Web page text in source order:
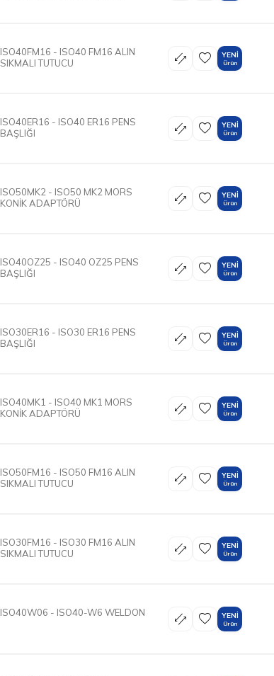
ISO40FM16 - ISO40 FM16 ALIN
SIKMALI TUTUCU
YENI
Ürün
ISO40ER16 - ISO40 ER16 PENS
BAŞLIĞI
YENI
Ürün
ISO50MK2 - ISO50 MK2 MORS
KONİK ADAPTÖRÜ
YENI
Ürün
ISO40OZ25 - ISO40 OZ25 PENS
BAŞLIĞI
YENI
Ürün
ISO30ER16 - ISO30 ER16 PENS
BAŞLIĞI
YENI
Ürün
ISO40MK1 - ISO40 MK1 MORS
KONİK ADAPTÖRÜ
YENI
Ürün
ISO50FM16 - ISO50 FM16 ALIN
SIKMALI TUTUCU
YENI
Ürün
ISO30FM16 - ISO30 FM16 ALIN
SIKMALI TUTUCU
YENI
Ürün
ISO40W06 - ISO40-W6 WELDON YENI
Ürün